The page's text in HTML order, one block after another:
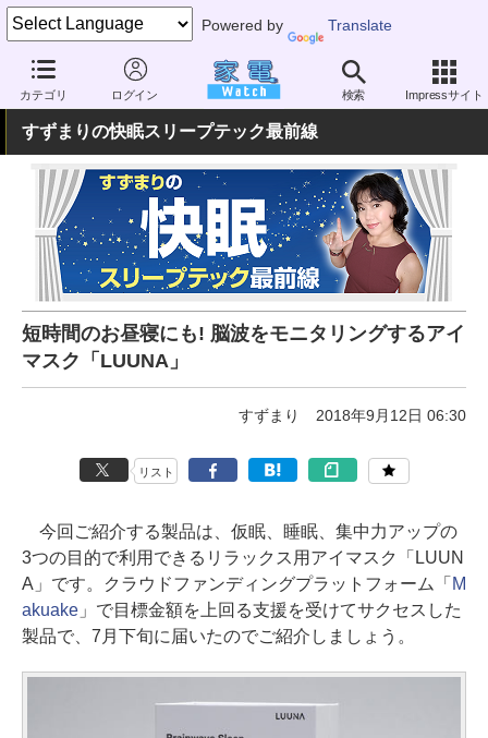
Powered by Translate
カテゴリ ログイン 検索 Impressサイト
家電 Watch ヘルスケア 健康家電 睡眠機器
すずまりの快眠スリープテック最前線
短時間のお昼寝にも! 脳波をモニタリングするアイ
マスク「LUUNA」
すずまり 2018年9月12日 06:30
リスト
今回ご紹介する製品は、仮眠、睡眠、集中力アップの
3つの目的で利用できるリラックス用アイマスク「LUUN
A」です。クラウドファンディングプラットフォーム「 M
akuake」で目標金額を上回る支援を受けてサクセスした
製品で、7月下旬に届いたのでご紹介しましょう。